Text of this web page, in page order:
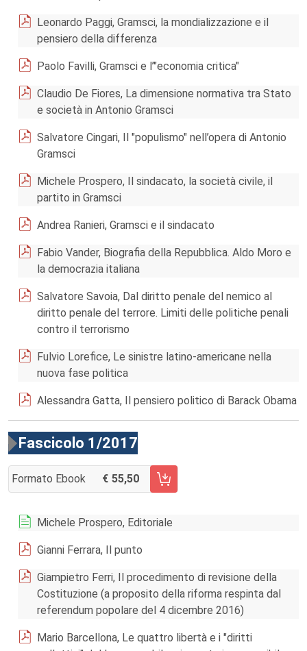
Leonardo Paggi, Gramsci, la mondializzazione e il
pensiero della differenza
Paolo Favilli, Gramsci e l’"economia critica"
Claudio De Fiores, La dimensione normativa tra Stato
e società in Antonio Gramsci
Salvatore Cingari, Il "populismo" nell’opera di Antonio
Gramsci
Michele Prospero, Il sindacato, la società civile, il
partito in Gramsci
Andrea Ranieri, Gramsci e il sindacato
Fabio Vander, Biografia della Repubblica. Aldo Moro e
la democrazia italiana
Salvatore Savoia, Dal diritto penale del nemico al
diritto penale del terrore. Limiti delle politiche penali
contro il terrorismo
Fulvio Lorefice, Le sinistre latino-americane nella
nuova fase politica
Alessandra Gatta, Il pensiero politico di Barack Obama
Fascicolo 1/2017
Formato Ebook 55,50
AGGIUNGI AL CARRELLO FASCICOLO 1/2017
Michele Prospero, Editoriale
Gianni Ferrara, Il punto
Giampietro Ferri, Il procedimento di revisione della
Costituzione (a proposito della riforma respinta dal
referendum popolare del 4 dicembre 2016)
Mario Barcellona, Le quattro libertà e i "diritti